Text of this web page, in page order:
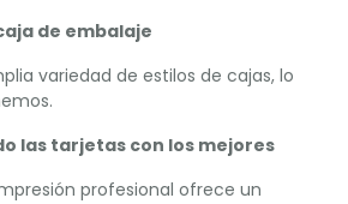
de embalaje
variedad de estilos de cajas, lo
las tarjetas con los mejores
profesional ofrece un